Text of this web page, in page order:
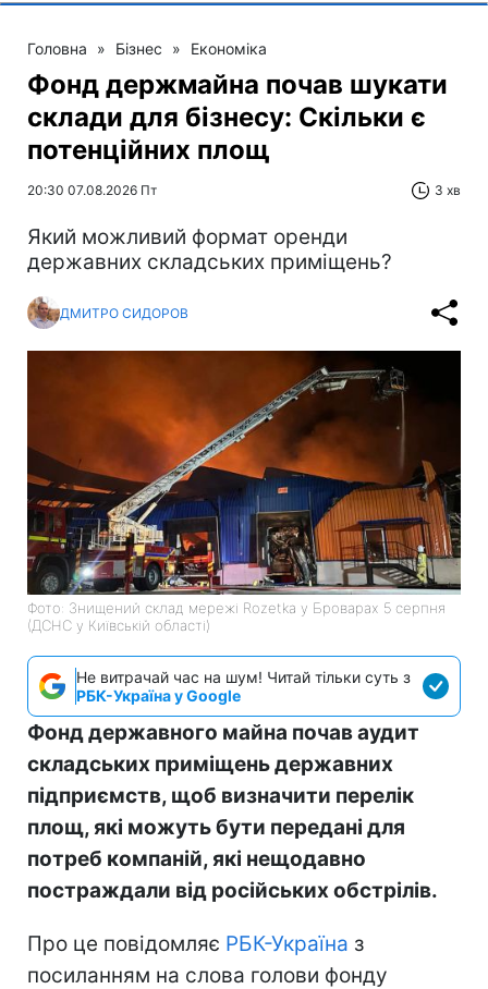
Головна » Бізнес » Економіка
Фонд держмайна почав шукати
склади для бізнесу: Скільки є
потенційних площ
20:30 07.08.2026 Пт 3 хв
Який можливий формат оренди
державних складських приміщень?
ДМИТРО СИДОРОВ
Фото: Знищений склад мережі Rozetka у Броварах 5 серпня
(ДСНС у Київській області)
Не витрачай час на шум! Читай тільки суть з
РБК-Україна у Google
Фонд державного майна почав аудит
складських приміщень державних
підприємств, щоб визначити перелік
площ, які можуть бути передані для
потреб компаній, які нещодавно
постраждали від російських обстрілів.
Про це повідомляє РБК-Україна з
посиланням на слова голови фонду